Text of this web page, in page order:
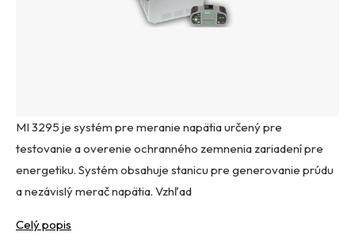
MI 3295 je systém pre meranie napätia určený pre
testovanie a overenie ochranného zemnenia zariadení pre
energetiku. Systém obsahuje stanicu pre generovanie prúdu
a nezávislý merač napätia. Vzhľad
Celý popis